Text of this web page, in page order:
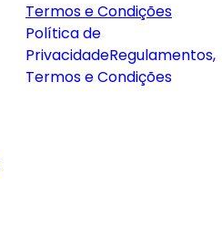
Termos e Condições
Política de
PrivacidadeRegulamentos,
Termos e Condições